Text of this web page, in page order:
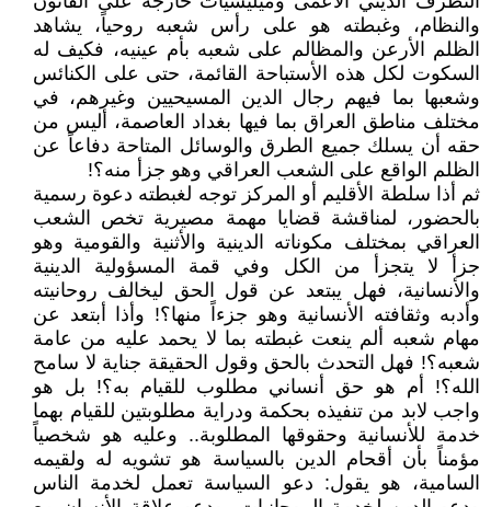
والنظام، وغبطته هو على رأس شعبه روحياً، يشاهد
الظلم الأرعن والمظالم على شعبه بأم عينيه، فكيف له
السكوت لكل هذه الأستباحة القائمة، حتى على الكنائس
وشعبها بما فيهم رجال الدين المسيحيين وغيرهم، في
مختلف مناطق العراق بما فيها بغداد العاصمة، أليس من
حقه أن يسلك جميع الطرق والوسائل المتاحة دفاعاً عن
الظلم الواقع على الشعب العراقي وهو جزأ منه؟!
ثم أذا سلطة الأقليم أو المركز توجه لغبطته دعوة رسمية
بالحضور، لمناقشة قضايا مهمة مصيرية تخص الشعب
العراقي بمختلف مكوناته الدينية والأثنية والقومية وهو
جزأ لا يتجزأ من الكل وفي قمة المسؤولية الدينية
والأنسانية، فهل يبتعد عن قول الحق ليخالف روحانيته
وأدبه وثقافته الأنسانية وهو جزءاً منها؟! وأذا أبتعد عن
مهام شعبه ألم ينعت غبطته بما لا يحمد عليه من عامة
شعبه؟! فهل التحدث بالحق وقول الحقيقة جناية لا سامح
الله؟! أم هو حق أنساني مطلوب للقيام به؟! بل هو
واجب لابد من تنفيذه بحكمة ودراية مطلوبتين للقيام بهما
خدمة للأنسانية وحقوقها المطلوبة.. وعليه هو شخصياً
مؤمناً بأن أقحام الدين بالسياسة هو تشويه له ولقيمه
السامية، هو يقول: دعو السياسة تعمل لخدمة الناس